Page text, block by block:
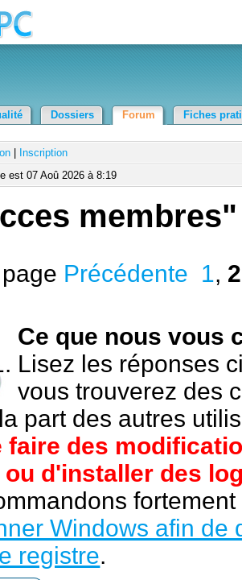
Dossiers Forum Fiches
Inscription
est 07 Aoû 2026 à 8:19
membres"
Précédente 1, 2
Ce que nous vous
Lisez les réponses
vous trouverez des
part des autres
faire des
d'installer des
Windows afin de
registre.